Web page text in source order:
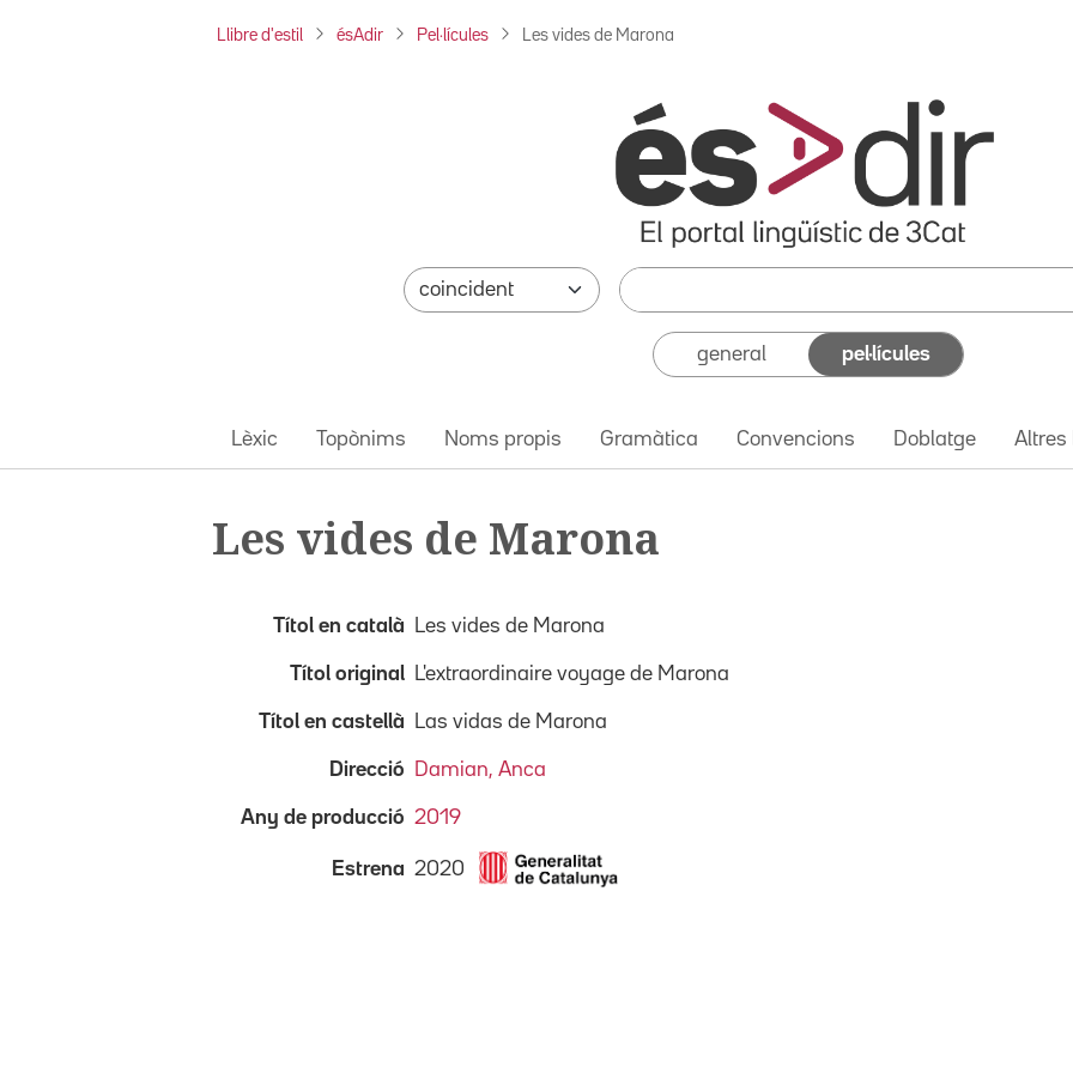
Llibre d'estil ésAdir Pel·lícules Les vides de Marona
general pel·lícules
Lèxic Topònims Noms propis Gramàtica Convencions Doblatge Altres
Les vides de Marona
Títol en català Les vides de Marona
Títol original L'extraordinaire voyage de Marona
Títol en castellà Las vidas de Marona
Direcció Damian, Anca
Any de producció 2019
Estrena 2020